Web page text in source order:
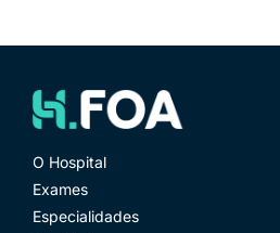
O Hospital
Exames
Especialidades